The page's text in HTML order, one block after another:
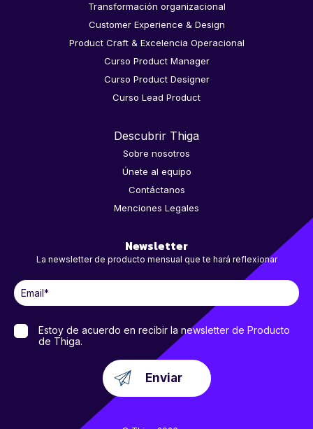
Transformación organizacional
Customer Experience & Design
Product Craft & Excelencia Operacional
Curso Product Manager
Curso Product Designer
Curso Lead Product
Descubrir Thiga
Sobre nosotros
Únete al equipo
Contáctanos
Menciones Legales
Newsletter
La newsletter de producto mensual que te hará reflexionar
Estoy de acuerdo en recibir la newsletter de Producto
de Thiga.